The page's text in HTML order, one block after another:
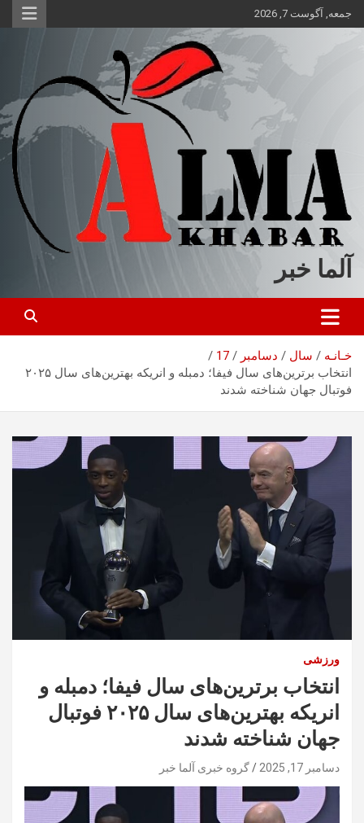
محتوا
جمعه, آگوست 7, 2026
آلما خبر
خـانـه سال دسامبر
17
انتخاب برترین‌های سال فیفا؛ دمبله و انریکه بهترین‌های سال ۲۰۲۵
فوتبال جهان شناخته شدند
ورزشی
انتخاب برترین‌های سال فیفا؛ دمبله و
انریکه بهترین‌های سال ۲۰۲۵ فوتبال
جهان شناخته شدند
دسامبر 17, 2025 گروه خبری آلما خبر